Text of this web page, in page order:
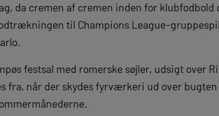
da cremen af cremen inden for
til Champions League-
festsal med romerske søjler, udsigt over
fra, når der skydes fyrværkeri ud over